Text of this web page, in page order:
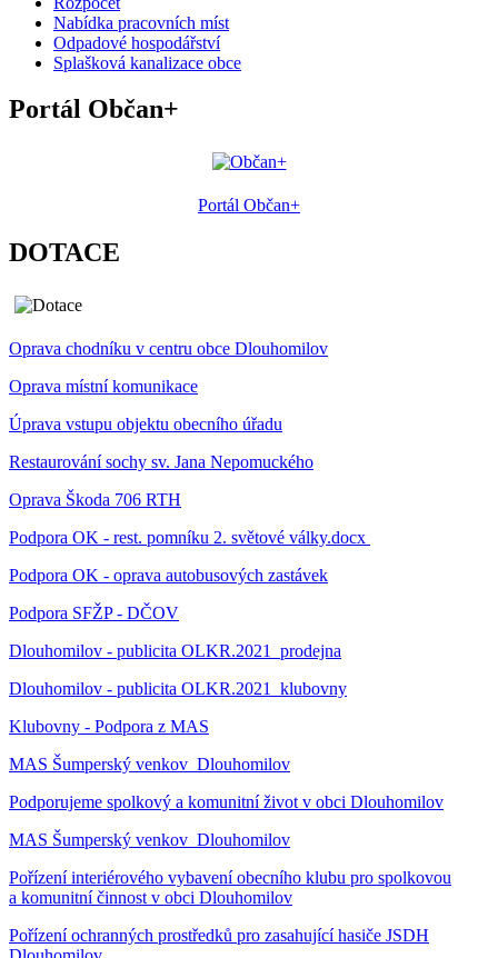
Nabídka pracovních míst
Odpadové hospodářství
Splašková kanalizace obce
Portál Občan+
Portál Občan+
DOTACE
Oprava chodníku v centru obce Dlouhomilov
Oprava místní komunikace
Úprava vstupu objektu obecního úřadu
Restaurování sochy sv. Jana Nepomuckého
Oprava Škoda 706 RTH
Podpora OK - rest. pomníku 2. světové války.docx
Podpora OK - oprava autobusových zastávek
Podpora SFŽP - DČOV
Dlouhomilov - publicita OLKR.2021_prodejna
Dlouhomilov - publicita OLKR.2021_klubovny
Klubovny - Podpora z MAS
MAS Šumperský venkov_Dlouhomilov
Podporujeme spolkový a komunitní život v obci Dlouhomilov
MAS Šumperský venkov_Dlouhomilov
Pořízení interiérového vybavení obecního klubu pro spolkovou
a komunitní činnost v obci Dlouhomilov
Pořízení ochranných prostředků pro zasahující hasiče JSDH